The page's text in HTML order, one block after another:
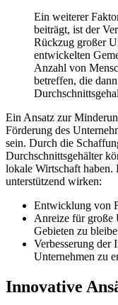
Ein weiterer
beiträgt, ist der
Rückzug großer
entwickelten
Anzahl von
betreffen, die
Ein Ansatz zur
Förderung des
sein. Durch die
Durchschnittsgehälter
lokale Wirtschaft haben.
unterstützend wirken:
Entwicklung von
Anreize für große
Gebieten zu
Verbesserung
Unternehmen zu
Innovative